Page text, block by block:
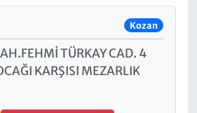
Kozan
TÜRKAY CAD. 4
KARŞISI MEZARLIK